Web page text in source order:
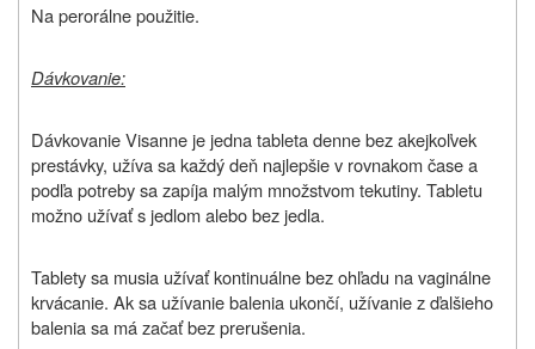
Na perorálne použitie.
Dávkovanie:
Dávkovanie Visanne je jedna tableta denne bez akejkoľvek
prestávky, užíva sa každý deň najlepšie v rovnakom čase a
podľa potreby sa zapíja malým množstvom tekutiny. Tabletu
možno užívať s jedlom alebo bez jedla.
Tablety sa musia užívať kontinuálne bez ohľadu na vaginálne
krvácanie. Ak sa užívanie balenia ukončí, užívanie z ďalšieho
balenia sa má začať bez prerušenia.